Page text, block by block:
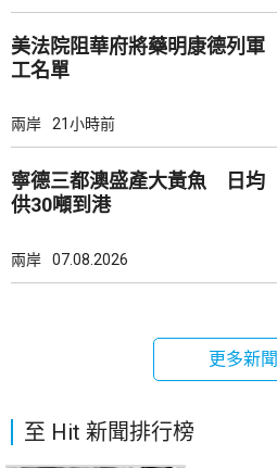
美法院阻華府將藥明康德列軍
工名單
兩岸 21小時前
寧德三都澳盛產大黃魚 日均
供30噸到港
兩岸 07.08.2026
更多新聞
至 Hit 新聞排行榜